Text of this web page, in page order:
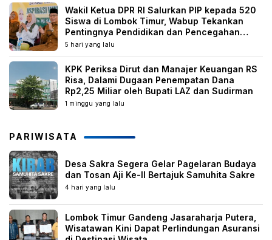
Wakil Ketua DPR RI Salurkan PIP kepada 520
Siswa di Lombok Timur, Wabup Tekankan
Pentingnya Pendidikan dan Pencegahan
Perkawinan Anak
5 hari yang lalu
KPK Periksa Dirut dan Manajer Keuangan RS
Risa, Dalami Dugaan Penempatan Dana
Rp2,25 Miliar oleh Bupati LAZ dan Sudirman
1 minggu yang lalu
PARIWISATA
Desa Sakra Segera Gelar Pagelaran Budaya
dan Tosan Aji Ke-II Bertajuk Samuhita Sakre
4 hari yang lalu
Lombok Timur Gandeng Jasaraharja Putera,
Wisatawan Kini Dapat Perlindungan Asuransi